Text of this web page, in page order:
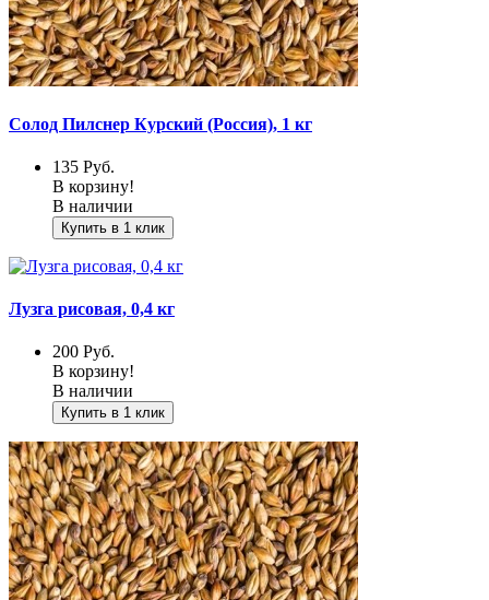
Солод Пилснер Курский (Россия), 1 кг
135 Руб.
В корзину!
В наличии
Купить в 1 клик
Лузга рисовая, 0,4 кг
200 Руб.
В корзину!
В наличии
Купить в 1 клик